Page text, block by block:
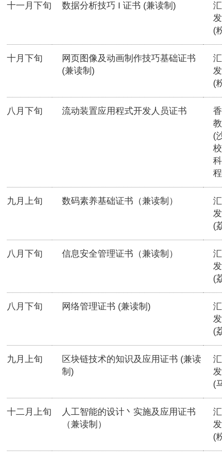
十一月下旬 数据分析技巧 I 证书 (兼读制)
(
十月下旬
网页图像及动画制作技巧基础证书
(兼读制)
(
八月下旬 流动装置应用程式开发人员证书
(
九月上旬 数码素养基础证书（兼读制）
(
八月下旬 信息安全管理证书（兼读制）
(
八月下旬 网络管理证书 (兼读制)
(
九月上旬
区块链技术的知识及应用证书 (兼读
制)
(
十二月上旬
人工智能的设计丶实施及应用证书
（兼读制）
(